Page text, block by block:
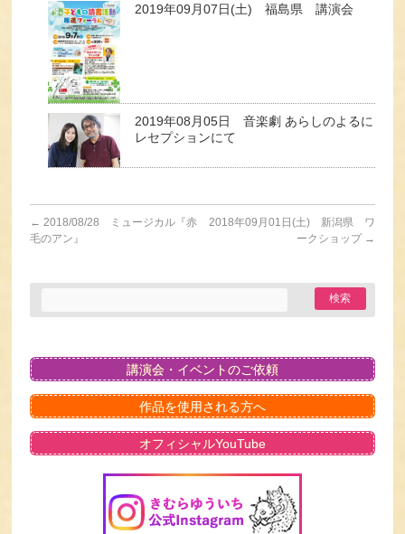
2019年09月07日(土) 福島県 講演会
2019年08月05日 音楽劇 あらしのよるに
レセプションにて
← 2018/08/28 ミュージカル『赤
毛のアン』
2018年09月01日(土) 新潟県 ワ
ークショップ →
講演会・イベントのご依頼
作品を使用される方へ
オフィシャルYouTube